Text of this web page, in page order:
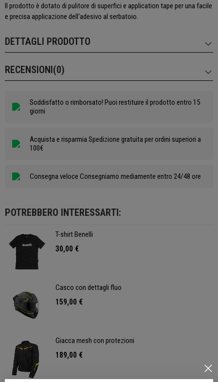
Il prodotto è dotato di pulitore di superfici e application tape per una facile
e precisa applicazione dell'adesivo al serbatoio.
DETTAGLI PRODOTTO
RECENSIONI(0)
Soddisfatto o rimborsato! Puoi restituire il prodotto entro 15
giorni
Acquista e risparmia Spedizione gratuita per ordini superiori a
100€
Consegna veloce Consegniamo mediamente entro 24/48 ore
POTREBBERO INTERESSARTI:
T-shirt Benelli
30,00 €
Casco con dettagli fluo
159,00 €
Giacca mesh con protezioni
189,00 €